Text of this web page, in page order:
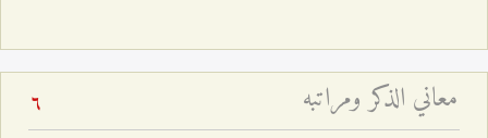
معاني الذكر ومراتبه 6